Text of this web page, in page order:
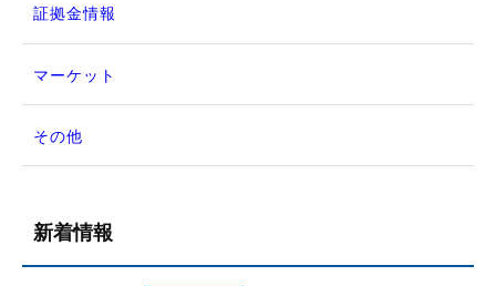
証拠金情報
マーケット
その他
新着情報